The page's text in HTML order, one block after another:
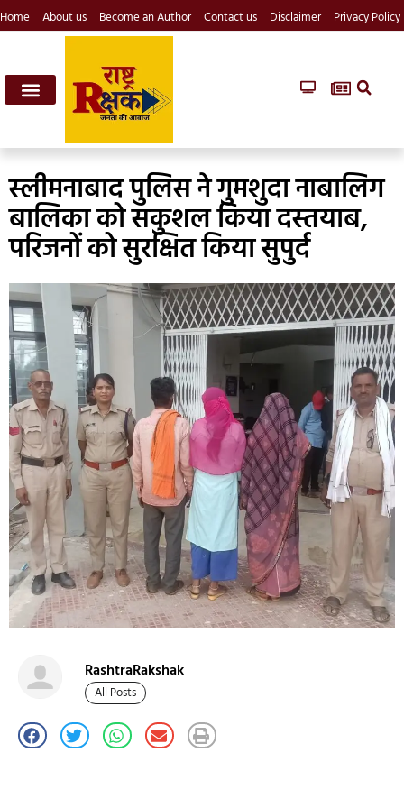
Home About us Become an Author Contact us Disclaimer Privacy Policy
स्लीमनाबाद पुलिस ने गुमशुदा नाबालिग
बालिका को सकुशल किया दस्तयाब,
परिजनों को सुरक्षित किया सुपुर्द
RashtraRakshak
All Posts